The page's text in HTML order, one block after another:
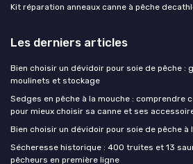
Kit réparation anneaux canne à pêche
Les derniers articles
Bien choisir un dévidoir pour soie de pêche :
moulinets et stockage
Sedges en pêche à la mouche : comprendre
pour mieux choisir sa canne et ses
Bien choisir un dévidoir pour soie de pêche à
Sécheresse historique : 400 truites et 13
pêcheurs en première ligne